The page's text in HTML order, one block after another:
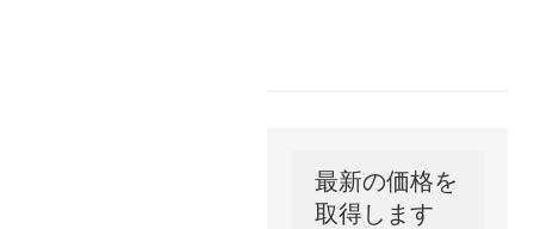
最新の価格を
取得します